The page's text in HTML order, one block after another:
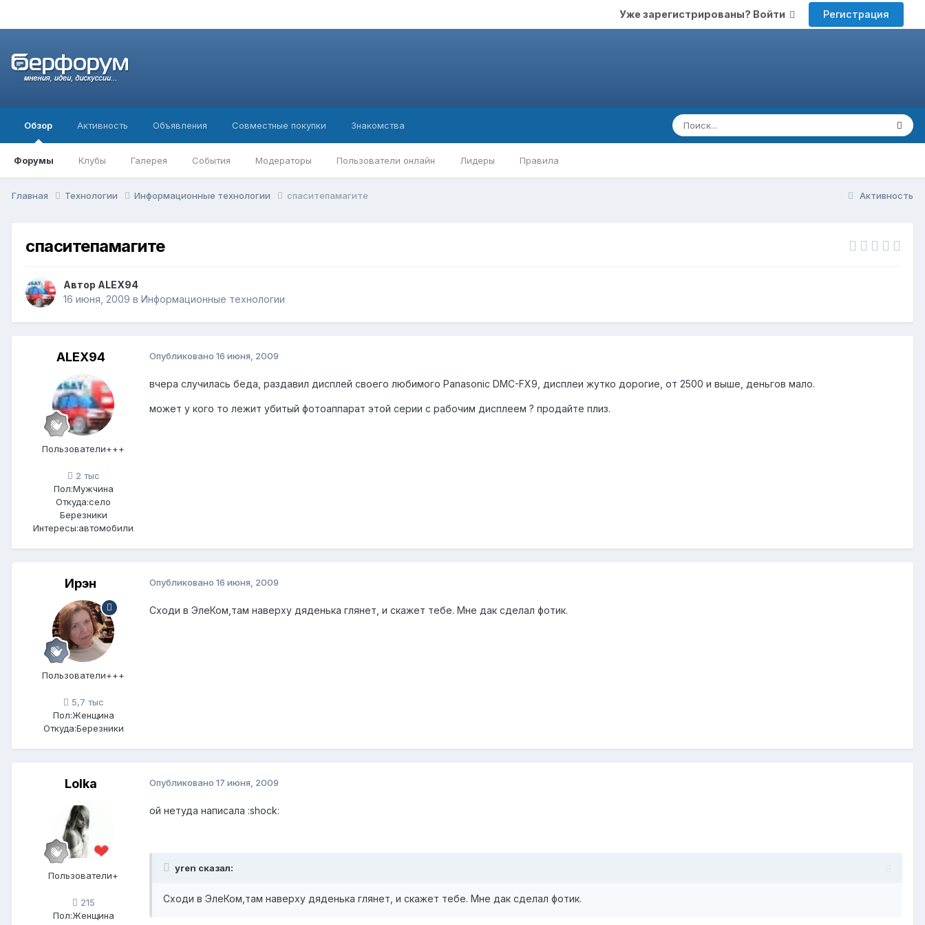
Уже зарегистрированы? Войти Регистрация
Обзор
Форумы Клубы Галерея События Модераторы Пользователи онлайн Лидеры Правила
Активность Объявления Совместные покупки Знакомства
Активность
Главная Технологии Информационные технологии спаситепамагите
спаситепамагите
Автор ALEX94
16 июня, 2009 в Информационные технологии
ALEX94
Пользователи+++
2 тыс
Пол:Мужчина
Откуда:село
Березники
Интересы:автомобили
Опубликовано 16 июня, 2009
вчера случилась беда, раздавил дисплей своего любимого Panasonic DMC-FX9, дисплеи жутко дорогие, от 2500 и выше, деньгов мало.
может у кого то лежит убитый фотоаппарат этой серии с рабочим дисплеем ? продайте плиз.
Ирэн
Пользователи+++
5,7 тыс
Пол:Женщина
Откуда:Березники
Опубликовано 16 июня, 2009
Сходи в ЭлеКом,там наверху дяденька глянет, и скажет тебе. Мне дак сделал фотик.
Lolka
Пользователи+
215
Пол:Женщина
Опубликовано 17 июня, 2009
ой нетуда написала :shock:
yren сказал:
Сходи в ЭлеКом,там наверху дяденька глянет, и скажет тебе. Мне дак сделал фотик.